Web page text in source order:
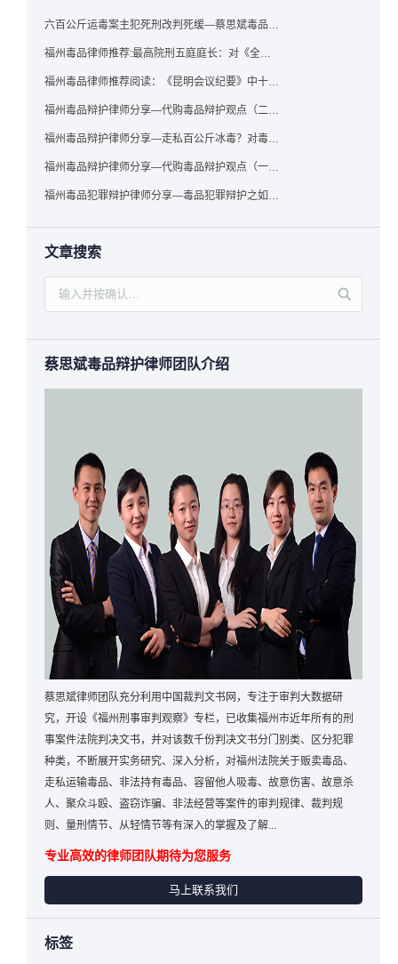
六百公斤运毒案主犯死刑改判死缓—蔡思斌毒品犯罪辩护成功案例
福州毒品律师推荐:最高院刑五庭庭长：对《全国法院毒品案件审判工作会议纪要》的理解与适用
福州毒品律师推荐阅读：《昆明会议纪要》中十个“意想不到”的规定
福州毒品辩护律师分享—代购毒品辩护观点（二）——“牟利”之辩
福州毒品辩护律师分享—走私百公斤冰毒？对毒品缺失型走私毒品罪案件，该如何有效辩护
福州毒品辩护律师分享—代购毒品辩护观点（一）——“真假”之辩
福州毒品犯罪辩护律师分享—毒品犯罪辩护之如何提炼言辞证据
文章搜索
蔡思斌毒品辩护律师团队介绍
蔡思斌律师团队充分利用中国裁判文书网，专注于审判大数据研
究，开设《福州刑事审判观察》专栏，已收集福州市近年所有的刑
事案件法院判决文书，并对该数千份判决文书分门别类、区分犯罪
种类，不断展开实务研究、深入分析，对福州法院关于贩卖毒品、
走私运输毒品、非法持有毒品、容留他人吸毒、故意伤害、故意杀
人、聚众斗殴、盗窃诈骗、非法经营等案件的审判规律、裁判规
则、量刑情节、从轻情节等有深入的掌握及了解...
专业高效的律师团队期待为您服务
马上联系我们
标签